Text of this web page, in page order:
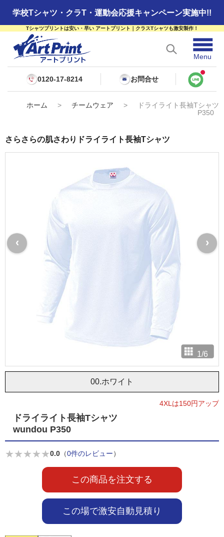
学校Tシャツ・クラT・運動会応援キャンペーン実施中!!
Tシャツプリントは安い・早い アートプリント｜クラスTシャツも激安製作！
☰
Menu
0120-17-8214 お問合せ
ホーム > チームウェア >
ドライライト長袖Tシャツ
P350
さらさらの肌さわりドライライト長袖Tシャツ
00.ホワイト
‹ ›
1 /6
4XLは150円アップ
ドライライト長袖Tシャツ
wundou P350
★ ★ ★ ★ ★0.0 （0件のレビュー）
この商品を注文する
この場で激安自動見積り